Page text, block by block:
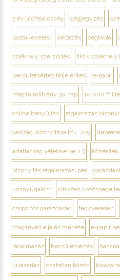
5 év utófelelősség cégjegyzés
postakezelés iratőrzés cégtábla
székhely szerződés fiktív székhely
becsületsértés feljelentés e-papír
magánindítvány 30 nap 10 000 ft
online benyújtás rágalmazás
valóság bizonyítása btk. 229
ártatlanság vélelme be. 1 § közérdek
bizonyítás rágalmazási per
köznyugalom kihívóan
csoportos garázdaság fegyveresen
magánvád eljárás menete e-papír
rágalmazás becsületsértés
kivásárlás osztatlan közös